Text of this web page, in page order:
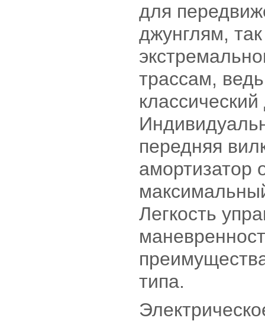
для
джунглям,
трассам,
передняя
амортизатор
Легкость
типа.